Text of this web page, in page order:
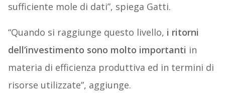
sufficiente mole di dati”, spiega Gatti.
“Quando si raggiunge questo livello, i ritorni
dell’investimento sono molto importanti in
materia di efficienza produttiva ed in termini di
risorse utilizzate”, aggiunge.